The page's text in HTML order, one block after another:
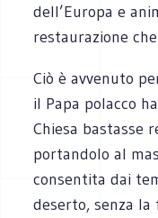
dell’Europa e
restaurazione
Ciò è avvenuto
il Papa polacco
Chiesa bastasse
portandolo al
consentita dai
deserto, senza